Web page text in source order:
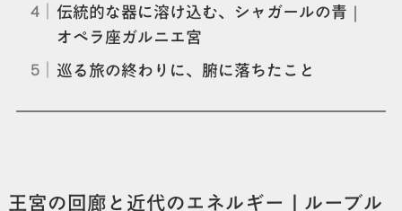
伝統的な器に溶け込む、シャガールの青｜
オペラ座ガルニエ宮
巡る旅の終わりに、腑に落ちたこと
王宮の回廊と近代のエネルギー｜ルーブル